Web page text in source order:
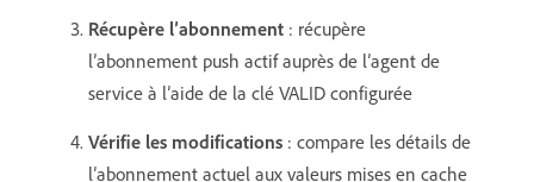
Récupère l’abonnement : récupère
l’abonnement push actif auprès de l’agent de
service à l’aide de la clé VALID configurée
Vérifie les modifications : compare les détails de
l’abonnement actuel aux valeurs mises en cache